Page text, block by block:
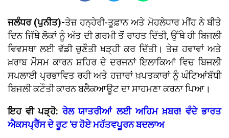
ਜਲੰਧਰ (ਪੁਨੀਤ)-ਤੇਜ਼ ਹਨ੍ਹੇਰੀ-ਤੂਫ਼ਾਨ ਅਤੇ ਮੋਹਲੇਧਾਰ ਮੀਂਹ ਨੇ ਬੀਤੇ
ਦਿਨ ਜਿੱਥੇ ਲੋਕਾਂ ਨੂੰ ਅੱਤ ਦੀ ਗਰਮੀ ਤੋਂ ਰਾਹਤ ਦਿੱਤੀ, ਉੱਥੇ ਹੀ ਬਿਜਲੀ
ਵਿਵਸਥਾ ਲਈ ਵੱਡੀ ਚੁਣੌਤੀ ਖੜ੍ਹੀ ਕਰ ਦਿੱਤੀ। ਤੇਜ਼ ਹਵਾਵਾਂ ਅਤੇ
ਖ਼ਰਾਬ ਮੌਸਮ ਕਾਰਨ ਸ਼ਹਿਰ ਦੇ ਦਰਜਨਾਂ ਇਲਾਕਿਆਂ ਵਿਚ ਬਿਜਲੀ
ਸਪਲਾਈ ਪ੍ਰਭਾਵਿਤ ਰਹੀ ਅਤੇ ਹਜ਼ਾਰਾਂ ਖ਼ਪਤਕਾਰਾਂ ਨੂੰ ਘੰਟਿਆਂਬੱਧੀ
ਬਿਜਲੀ ਕਟੌਤੀ ਕਾਰਨ ਬਲੈਕਆਊਟ ਦਾ ਸਾਹਮਣਾ ਕਰਨਾ ਪਿਆ।
ਇਹ ਵੀ ਪੜ੍ਹੋ:ਰੇਲ ਯਾਤਰੀਆਂ ਲਈ ਅਹਿਮ ਖ਼ਬਰ! ਵੰਦੇ ਭਾਰਤ
ਐਕਸਪ੍ਰੈੱਸ ਦੇ ਰੂਟ 'ਚ ਹੋਏ ਮਹੱਤਵਪੂਰਨ ਬਦਲਾਅ